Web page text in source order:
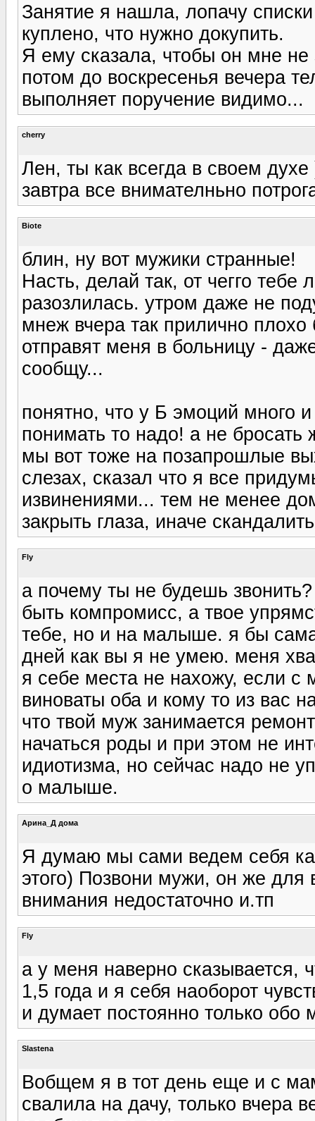
Занятие я нашла, лопачу
куплено, что нужно докупить.
Я ему сказала, чтобы он мне не
потом до воскресенья вечера
выполняет поручение видимо...
cherry
Лен, ты как всегда в своем
завтра все внимателньно
Biote
блин, ну вот мужики странные!
Насть, делай так, от чегго тебе
разозлилась. утром даже не
мнеж вчера так прилично
отправят меня в больницу -
сообщу...
понятно, что у Б эмоций много
понимать то надо! а не бросать
мы вот тоже на позапрошлые
слезах, сказал что я все
извинениями... тем не менее
закрыть глаза, иначе
Fly
а почему ты не будешь
быть компромисс, а твое
тебе, но и на малыше. я бы
дней как вы я не умею. меня
я себе места не нахожу, если с
виноваты оба и кому то из вас
что твой муж занимается
начаться роды и при этом не
идиотизма, но сейчас надо не
о малыше.
Арина_Д дома
Я думаю мы сами ведем себя
этого) Позвони мужи, он же для
внимания недостаточно и.тп
Fly
а у меня наверно
1,5 года и я себя наоборот
и думает постоянно только
Slastena
Вобщем я в тот день еще и с
свалила на дачу, только вчера